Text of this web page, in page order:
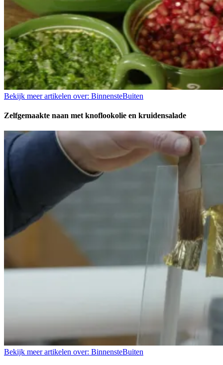
Bekijk meer artikelen over: BinnensteBuiten
Zelfgemaakte naan met knoflookolie en kruidensalade
Bekijk meer artikelen over: BinnensteBuiten